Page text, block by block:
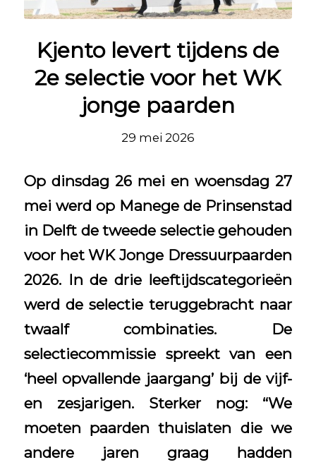
Kjento levert tijdens de
2e selectie voor het WK
jonge paarden
29 mei 2026
Op dinsdag 26 mei en woensdag 27
mei werd op Manege de Prinsenstad
in Delft de tweede selectie gehouden
voor het WK Jonge Dressuurpaarden
2026. In de drie leeftijdscategorieën
werd de selectie teruggebracht naar
twaalf combinaties. De
selectiecommissie spreekt van een
‘heel opvallende jaargang’ bij de vijf-
en zesjarigen. Sterker nog: “We
moeten paarden thuislaten die we
andere jaren graag hadden